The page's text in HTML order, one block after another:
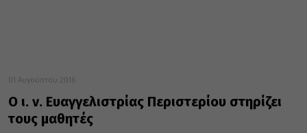
01 Αυγούστου 2016
Ο ι. ν. Ευαγγελιστρίας Περιστερίου στηρίζει
τους μαθητές